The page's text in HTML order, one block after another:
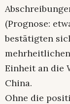
(Prognose:
bestätigten
Einheit an die
China.
Ohne die